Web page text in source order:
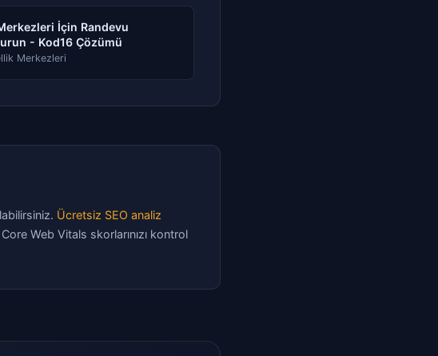
İçin Randevu
- Kod16 Çözümü
Merkezleri
Ücretsiz SEO analiz
Core Web Vitals skorlarınızı kontrol